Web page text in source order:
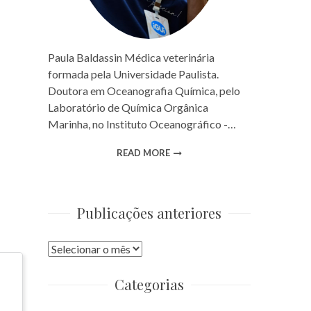
Paula Baldassin Médica veterinária
formada pela Universidade Paulista.
Doutora em Oceanografia Química, pelo
Laboratório de Química Orgânica
Marinha, no Instituto Oceanográfico -…
READ MORE
Publicações anteriores
Publicações
Categorias